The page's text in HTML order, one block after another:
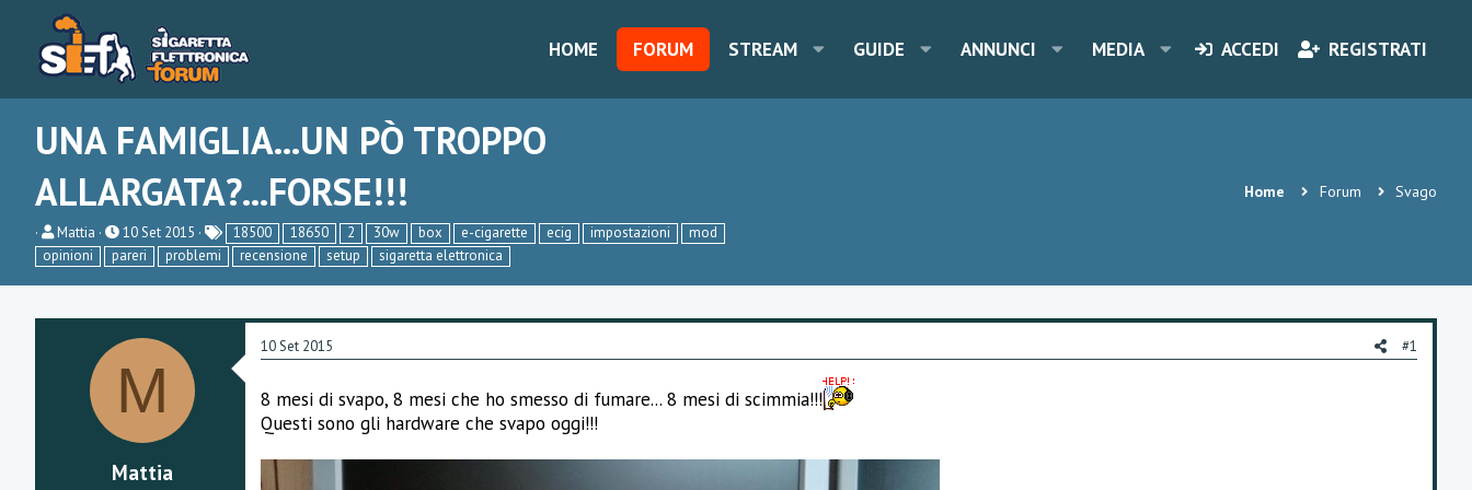
HOME FORUM STREAM GUIDE ANNUNCI MEDIA ACCEDI REGISTRATI
UNA FAMIGLIA...UN PÒ TROPPO
ALLARGATA?...FORSE!!!
C
r
e
a
o
Mattia
D
a
t
a
i
i
10 Set 2015 18500 18650 2 30w box e-cigarette ecig impostazioni
mod
opinioni
pareri problemi recensione setup sigaretta elettronica
Home Forum Svago
M
Mattia
10 Set 2015 #1
8 mesi di svapo, 8 mesi che ho smesso di fumare... 8 mesi di scimmia!!!
Questi sono gli hardware che svapo oggi!!!